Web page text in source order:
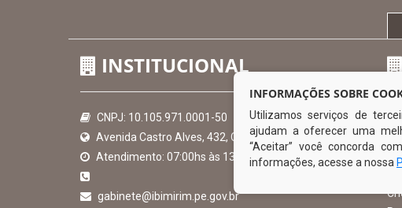
INSTITUCIONAL
CNPJ: 10.105.971.0001-50
Avenida Castro Alves, 432, Centro - CEP: 56-580-000
Atendimento: 07:00hs às 13:00hs
gabinete@ibimirim.pe.gov.br
O
INFORMAÇÕES SOBRE
Utilizamos serviços de
ajudam a oferecer uma
“Aceitar” você concorda
informações, acesse a nossa